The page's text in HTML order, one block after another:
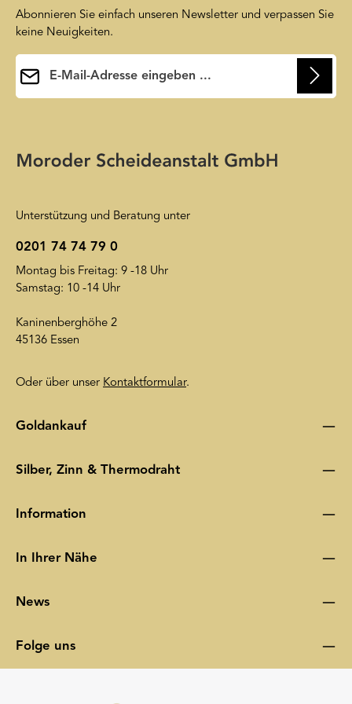
Abonnieren Sie einfach unseren Newsletter und verpassen Sie
keine Neuigkeiten.
Datenschutzerklärung wird insoweit verwiesen.
Unterstützung und Beratung unter
0201 74 74 79 0
Montag bis Freitag: 9 -18 Uhr
Samstag: 10 -14 Uhr
Kaninenberghöhe 2
45136 Essen
Oder über unser Kontaktformular.
Goldankauf
Silber, Zinn & Thermodraht
Information
In Ihrer Nähe
News
Folge uns